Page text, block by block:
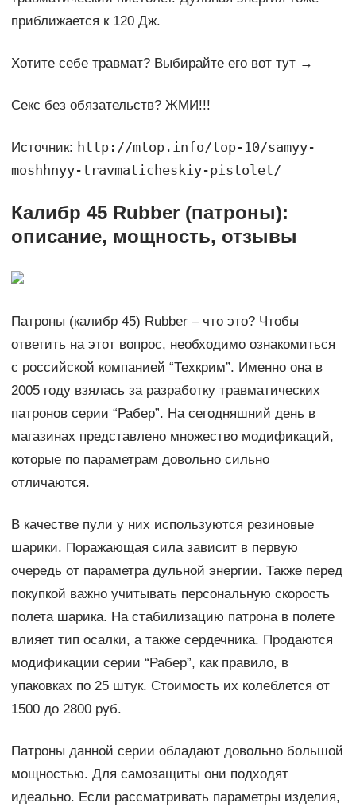
приближается к 120 Дж.
Хотите себе травмат? Выбирайте его вот тут →
Секс без обязательств? ЖМИ!!!
Источник: http://mtop.info/top-10/samyy-
moshhnyy-travmaticheskiy-pistolet/
Калибр 45 Rubber (патроны):
описание, мощность, отзывы
Патроны (калибр 45) Rubber – что это? Чтобы
ответить на этот вопрос, необходимо ознакомиться
с российской компанией “Техкрим”. Именно она в
2005 году взялась за разработку травматических
патронов серии “Рабер”. На сегодняшний день в
магазинах представлено множество модификаций,
которые по параметрам довольно сильно
отличаются.
В качестве пули у них используются резиновые
шарики. Поражающая сила зависит в первую
очередь от параметра дульной энергии. Также перед
покупкой важно учитывать персональную скорость
полета шарика. На стабилизацию патрона в полете
влияет тип осалки, а также сердечника. Продаются
модификации серии “Рабер”, как правило, в
упаковках по 25 штук. Стоимость их колеблется от
1500 до 2800 руб.
Патроны данной серии обладают довольно большой
мощностью. Для самозащиты они подходят
идеально. Если рассматривать параметры изделия,